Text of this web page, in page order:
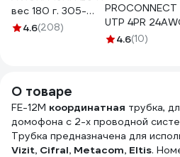
вес 180 г. 305-
0654.6(208)
PROCONNECT
UTP 4PR
PVC CCA
4.6(10)
О товаре
FE-12M координатная трубка,
домофона с 2-х проводной
Трубка предназначена для
Vizit, Cifral, Metacom, Eltis.